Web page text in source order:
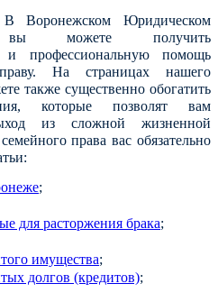
В Воронежском Юридическом
можете получить
профессиональную помощь
На страницах нашего
также существенно обогатить
которые позволят вам
из сложной жизненной
права вас обязательно
;
для расторжения брака;
имущества;
долгов (кредитов);